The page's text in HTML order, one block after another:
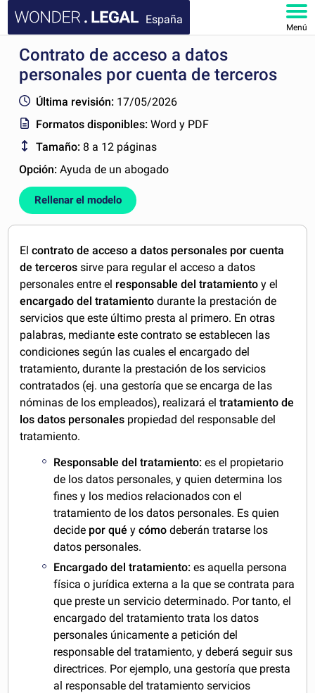
España
Menú
INICIO
FAQ
MI CUENTA
Contrato de acceso a datos
personales por cuenta de terceros
Última revisión: 17/05/2026
Formatos disponibles:Word y PDF
Tamaño: 8 a 12 páginas
Opción:Ayuda de un abogado
Rellenar el modelo
Elcontrato de acceso a datos personales por cuenta
de terceros sirve para regular el acceso a datos
personales entre el responsable del tratamiento y el
encargado del tratamiento durante la prestación de
servicios que este último presta al primero. En otras
palabras, mediante este contrato se establecen las
condiciones según las cuales el encargado del
tratamiento, durante la prestación de los servicios
contratados (ej. una gestoría que se encarga de las
nóminas de los empleados), realizará eltratamiento de
los datos personales propiedad del responsable del
tratamiento.
Responsable del tratamiento: es el propietario
de los datos personales, y quien determina los
fines y los medios relacionados con el
tratamiento de los datos personales. Es quien
decide por qué ycómo deberán tratarse los
datos personales.
Encargado del tratamiento: es aquella persona
física o jurídica externa a la que se contrata para
que preste un servicio determinado. Por tanto, el
encargado del tratamiento trata los datos
personales únicamente a petición del
responsable del tratamiento, y deberá seguir sus
directrices. Por ejemplo, una gestoría que presta
al responsable del tratamiento servicios